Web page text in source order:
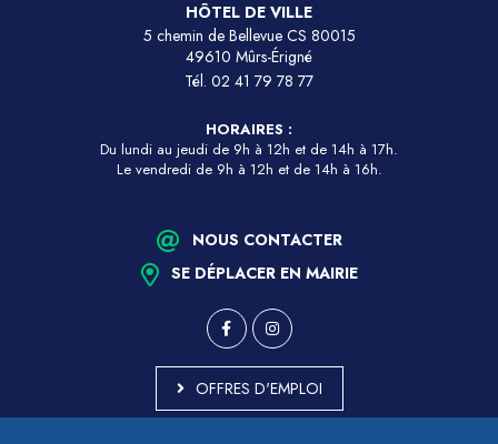
HÔTEL DE VILLE
5 chemin de Bellevue CS 80015
49610 Mûrs-Érigné
Tél. 02 41 79 78 77
HORAIRES :
Du lundi au jeudi de 9h à 12h et de 14h à 17h.
Le vendredi de 9h à 12h et de 14h à 16h.
NOUS CONTACTER
SE DÉPLACER EN MAIRIE
OFFRES D'EMPLOI